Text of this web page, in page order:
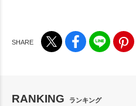
RANKING ランキング